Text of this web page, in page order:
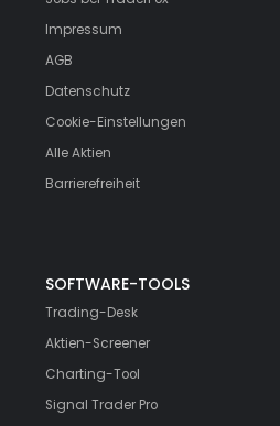
Impressum
AGB
Datenschutz
Cookie-Einstellungen
Alle Aktien
Barrierefreiheit
SOFTWARE-TOOLS
Trading-Desk
Aktien-Screener
Charting-Tool
Signal Trader Pro